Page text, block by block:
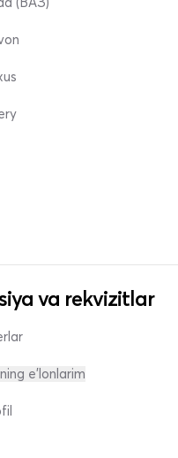
va rekvizitlar
e'lonlarim